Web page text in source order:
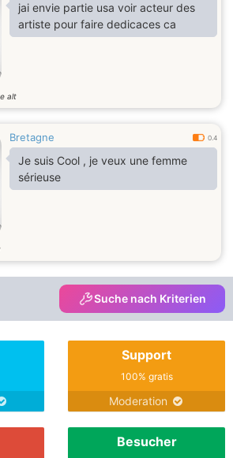
jai envie partie usa voir acteur des
artiste pour faire dedicaces ca
alt
Bretagne 0.4
Je suis Cool , je veux une femme
sérieuse
Suche nach Kriterien
Support
100% gratis
Moderation
Besucher